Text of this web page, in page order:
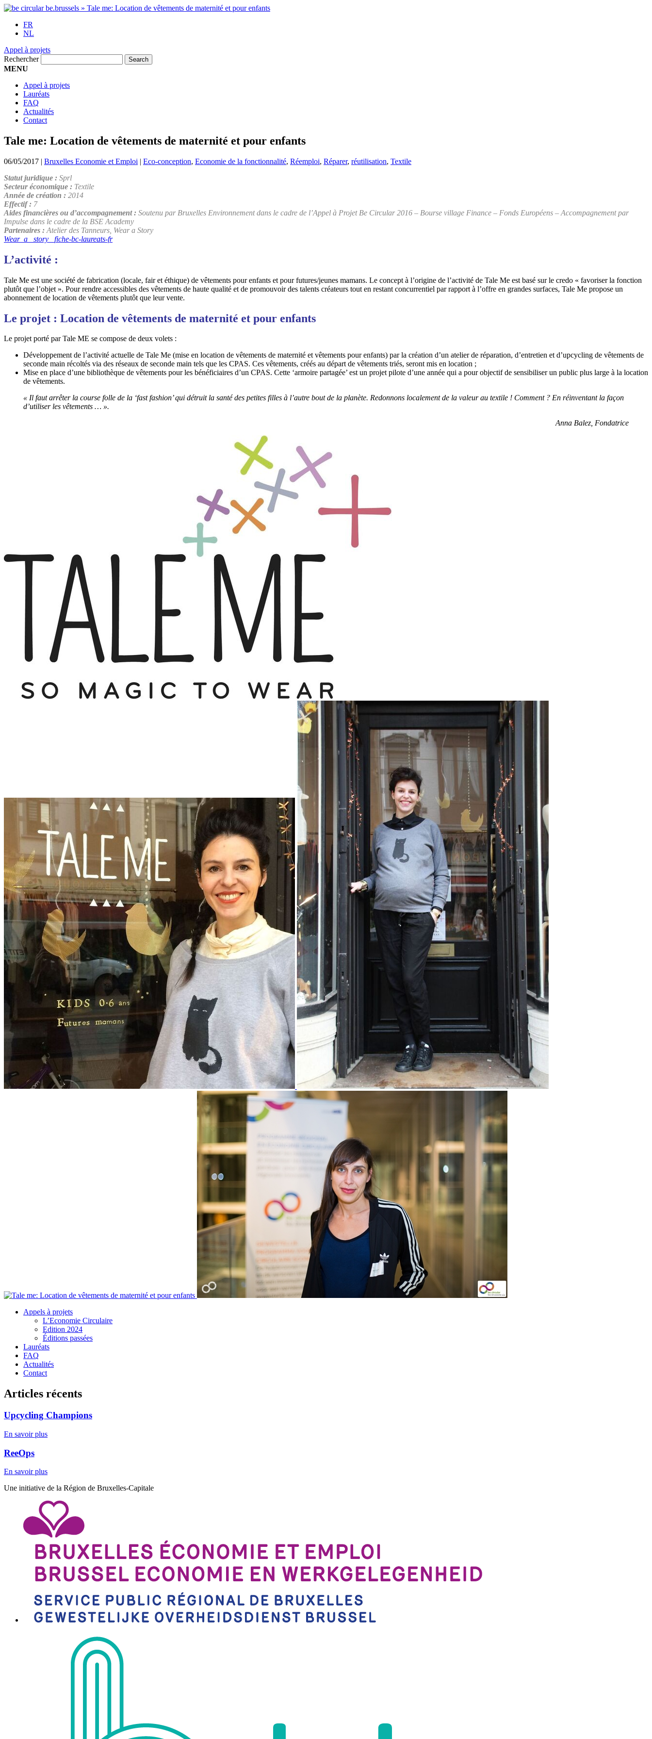
FR
NL
Appel à projets
Rechercher
MENU
Appel à projets
Lauréats
FAQ
Actualités
Contact
Tale me: Location de vêtements de maternité et pour enfants
06/05/2017 | Bruxelles Economie et Emploi | Eco-conception, Economie de la fonctionnalité, Réemploi, Réparer, réutilisation, Textile
Statut juridique : Sprl
Secteur économique : Textile
Année de création : 2014
Effectif : 7
Aides financières ou d’accompagnement : Soutenu par Bruxelles Environnement dans le cadre de l’Appel à Projet Be Circular 2016 – Bourse village Finance – Fonds Européens – Accompagnement par
Impulse dans le cadre de la BSE Academy
Partenaires : Atelier des Tanneurs, Wear a Story
Wear_a_ story _fiche-bc-laureats-fr
L’activité :
Tale Me est une société de fabrication (locale, fair et éthique) de vêtements pour enfants et pour futures/jeunes mamans. Le concept à l’origine de l’activité de Tale Me est basé sur le credo « favoriser la fonction
plutôt que l’objet ». Pour rendre accessibles des vêtements de haute qualité et de promouvoir des talents créateurs tout en restant concurrentiel par rapport à l’offre en grandes surfaces, Tale Me propose un
abonnement de location de vêtements plutôt que leur vente.
Le projet : Location de vêtements de maternité et pour enfants
Le projet porté par Tale ME se compose de deux volets :
Développement de l’activité actuelle de Tale Me (mise en location de vêtements de maternité et vêtements pour enfants) par la création d’un atelier de réparation, d’entretien et d’upcycling de vêtements de
seconde main récoltés via des réseaux de seconde main tels que les CPAS. Ces vêtements, créés au départ de vêtements triés, seront mis en location ;
Mise en place d’une bibliothèque de vêtements pour les bénéficiaires d’un CPAS. Cette ‘armoire partagée’ est un projet pilote d’une année qui a pour objectif de sensibiliser un public plus large à la location
de vêtements.
« Il faut arrêter la course folle de la ‘fast fashion’ qui détruit la santé des petites filles à l’autre bout de la planète. Redonnons localement de la valeur au textile ! Comment ? En réinventant la façon
d’utiliser les vêtements … ».
Anna Balez, Fondatrice
Appels à projets
L’Economie Circulaire
Edition 2024
Éditions passées
Lauréats
FAQ
Actualités
Contact
Articles récents
Upcycling Champions
En savoir plus
ReeOps
En savoir plus
Une initiative de la Région de Bruxelles-Capitale